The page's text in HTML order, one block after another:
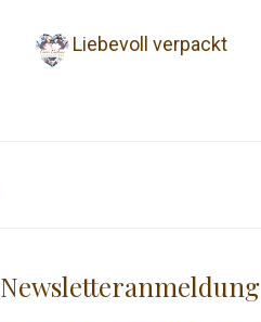
Liebevoll verpackt
Newsletteranmeldung